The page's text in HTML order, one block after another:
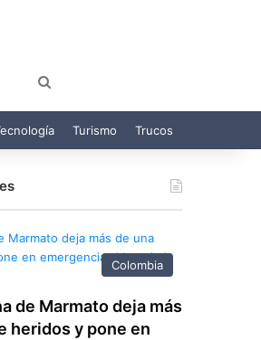
por
Turismo Trucos
Colombia
de Marmato deja más
heridos y pone en